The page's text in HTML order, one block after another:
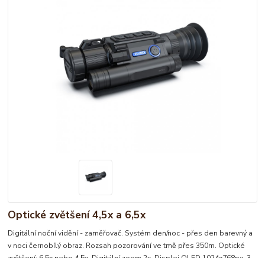
Optické zvětšení 4,5x a 6,5x
Digitální noční vidění - zaměřovač. Systém den/noc - přes den barevný a
v noci černobílý obraz. Rozsah pozorování ve tmě přes 350m. Optické